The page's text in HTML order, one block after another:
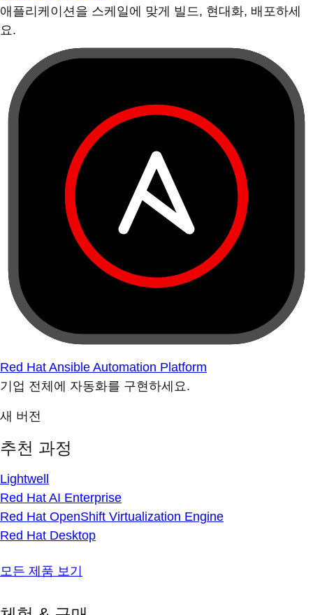
애플리케이션을 스케일에 맞게 빌드, 현대화, 배포하세
요.
Red Hat Ansible Automation Platform
기업 전체에 자동화를 구현하세요.
새 버전
추천 과정
Lightwell
Red Hat AI Enterprise
Red Hat OpenShift Virtualization Engine
Red Hat Desktop
모든 제품 보기